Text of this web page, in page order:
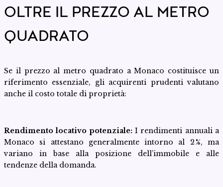
OLTRE IL PREZZO AL METRO
QUADRATO
Se il prezzo al metro quadrato a Monaco costituisce un
riferimento essenziale, gli acquirenti prudenti valutano
anche il costo totale di proprietà:
Rendimento locativo potenziale:I rendimenti annuali a
Monaco si attestano generalmente intorno al 2 %, ma
variano in base alla posizione dell’immobile e alle
tendenze della domanda.